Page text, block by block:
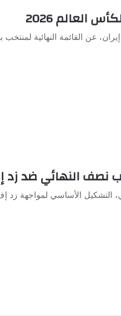
2026
عن القائمة النهائية
نصف النهائي ضد
التشكيل الأساسي لمواجهة